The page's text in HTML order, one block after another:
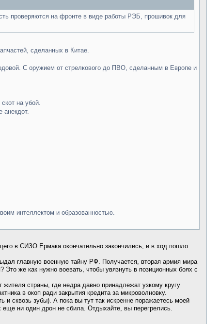
проверяются на фронте в виде работы РЭБ, прошивок для
сделанных в Китае.
С оружием от стрелкового до ПВО, сделанным в Европе и
на убой.
анекдот.
интеллектом и образованностью.
в СИЗО Ермака окончательно закончились, и в ход пошло
главную военную тайну РФ. Получается, вторая армия мира
же как нужно воевать, чтобы увязнуть в позиционных боях с
страны, где недра давно принадлежат узкому кругу
в окоп ради закрытия кредита за микроволновку.
и сквозь зубы). А пока вы тут так искренне поражаетесь моей
еще ни один дрон не сбила. Отдыхайте, вы перегрелись.